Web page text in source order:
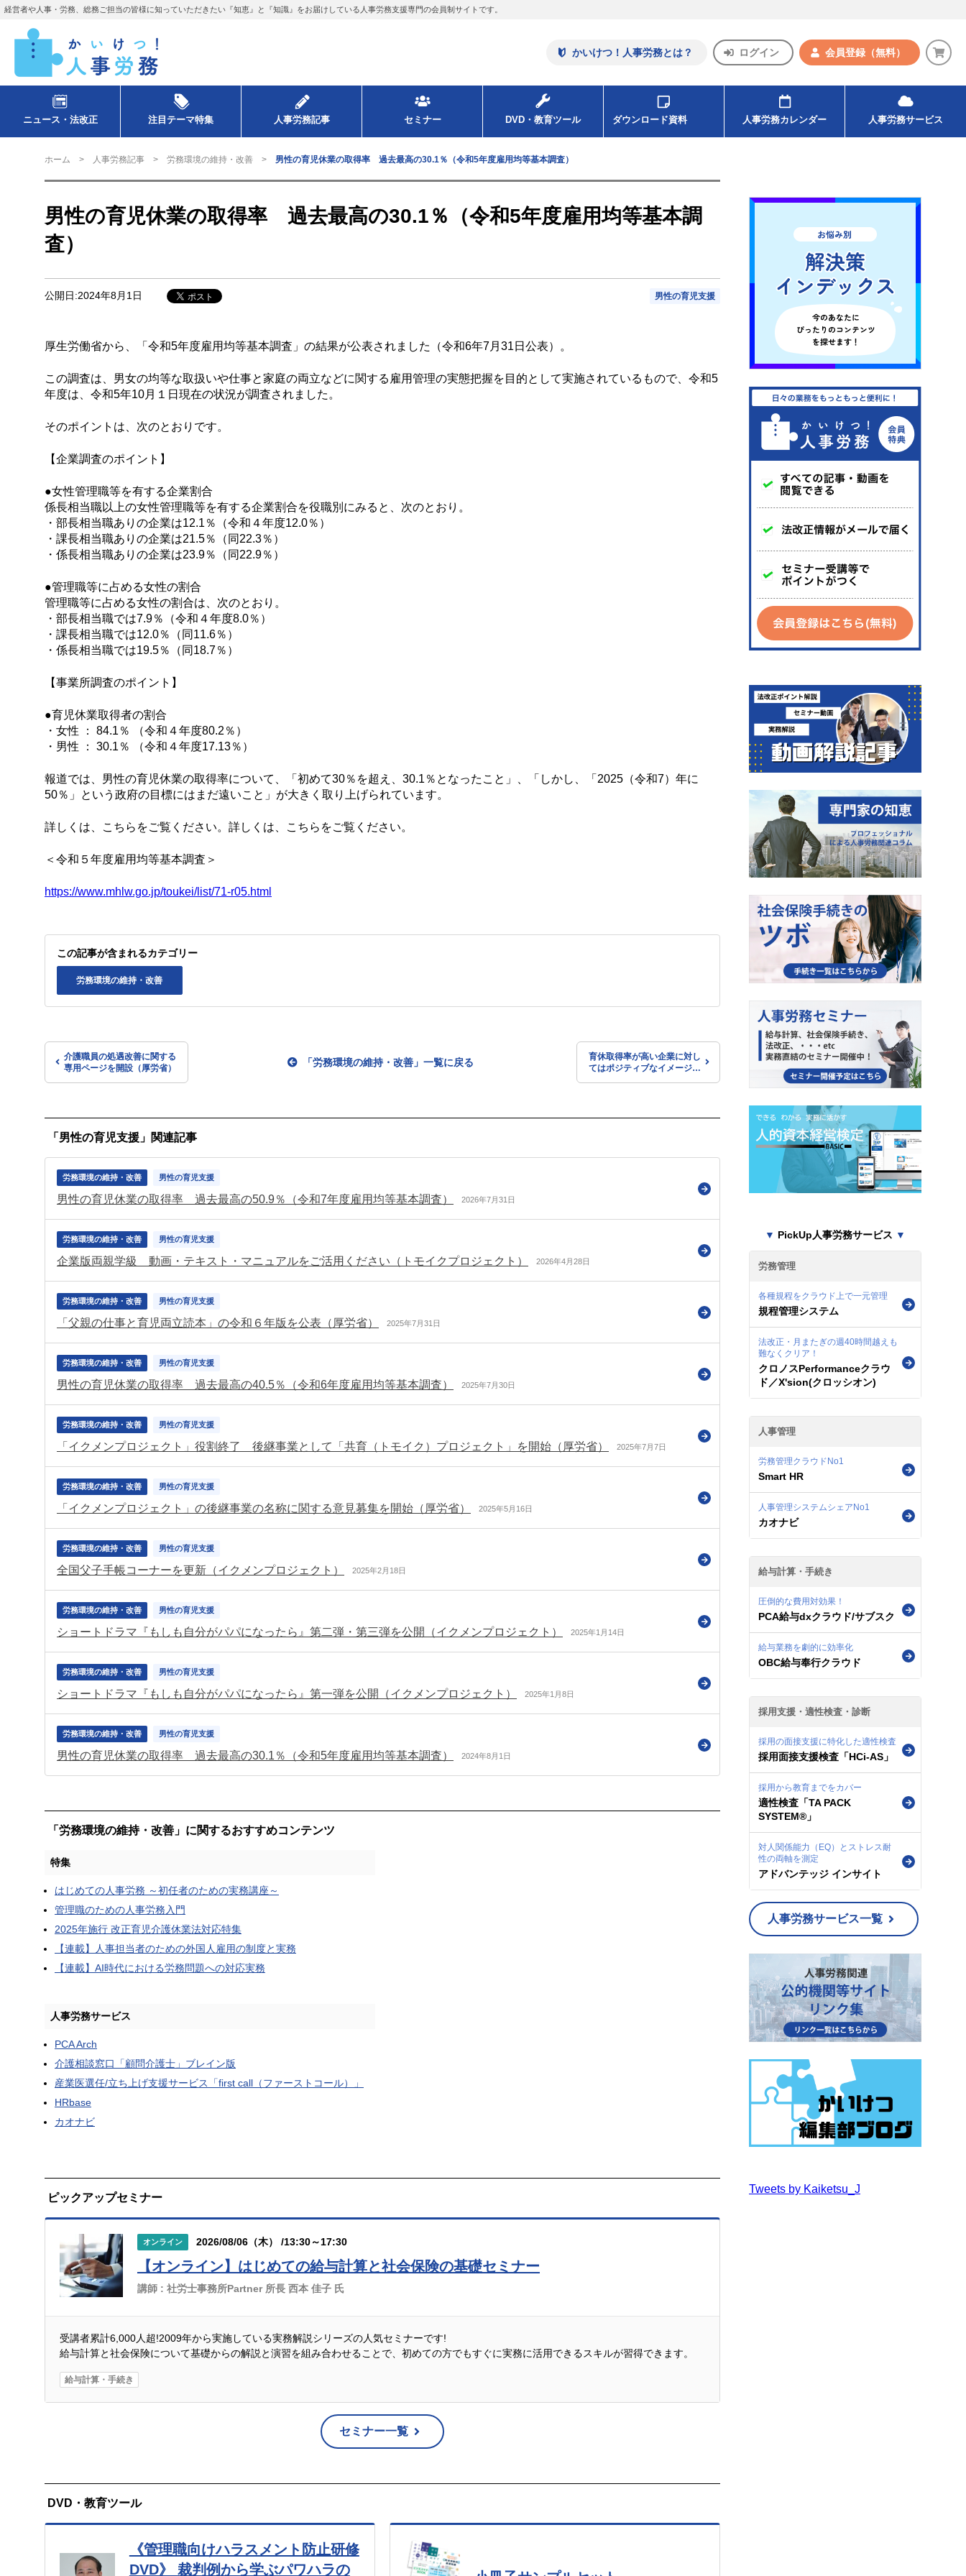
経営者や人事・労務、総務ご担当の皆様に知っていただきたい『知恵』と『知識』をお届けしている人事労務支援専門の会員制サイトです。
かいけつ！人事労務とは？ ログイン 会員登録 （無料）
ニュース・法改正 注目テーマ特集 人事労務記事 セミナー DVD・教育ツール ダウンロード資料 人事労務カレンダー 人事労務サービス
ホーム 人事労務記事 労務環境の維持・改善 男性の育児休業の取得率 過去最高の30.1％（令和5年度雇用均等基本調査）
男性の育児休業の取得率 過去最高の30.1％（令和5年度雇用均等基本調
査）
公開日:2024年8月1日 男性の育児支援
厚生労働省から、「令和5年度雇用均等基本調査」の結果が公表されました（令和6年7月31日公表）。
この調査は、男女の均等な取扱いや仕事と家庭の両立などに関する雇用管理の実態把握を目的として実施されているもので、令和5
年度は、令和5年10月１日現在の状況が調査されました。
そのポイントは、次のとおりです。
【企業調査のポイント】
●女性管理職等を有する企業割合
係長相当職以上の女性管理職等を有する企業割合を役職別にみると、次のとおり。
・部長相当職ありの企業は12.1％（令和４年度12.0％）
・課長相当職ありの企業は21.5％（同22.3％）
・係長相当職ありの企業は23.9％（同22.9％）
●管理職等に占める女性の割合
管理職等に占める女性の割合は、次のとおり。
・部長相当職では7.9％（令和４年度8.0％）
・課長相当職では12.0％（同11.6％）
・係長相当職では19.5％（同18.7％）
【事業所調査のポイント】
●育児休業取得者の割合
・女性 ： 84.1％ （令和４年度80.2％）
・男性 ： 30.1％ （令和４年度17.13％）
報道では、男性の育児休業の取得率について、「初めて30％を超え、30.1％となったこと」、「しかし、「2025（令和7）年に
50％」という政府の目標にはまだ遠いこと」が大きく取り上げられています。
詳しくは、こちらをご覧ください。詳しくは、こちらをご覧ください。
＜令和５年度雇用均等基本調査＞
https://www.mhlw.go.jp/toukei/list/71-r05.html
この記事が含まれるカテゴリー
労務環境の維持・改善
介護職員の処遇改善に関する
専用ページを開設（厚労省）
「労務環境の維持・改善」一覧に戻る
育休取得率が高い企業に対し
てはポジティブなイメージを
「男性の育児支援」関連記事
労務環境の維持・改善 男性の育児支援
男性の育児休業の取得率 過去最高の50.9％（令和7年度雇用均等基本調査） 2026年7月31日
労務環境の維持・改善 男性の育児支援
企業版両親学級 動画・テキスト・マニュアルをご活用ください（トモイクプロジェクト） 2026年4月28日
労務環境の維持・改善 男性の育児支援
「父親の仕事と育児両立読本」の令和６年版を公表（厚労省） 2025年7月31日
労務環境の維持・改善 男性の育児支援
男性の育児休業の取得率 過去最高の40.5％（令和6年度雇用均等基本調査） 2025年7月30日
労務環境の維持・改善 男性の育児支援
「イクメンプロジェクト」役割終了 後継事業として「共育（トモイク）プロジェクト」を開始（厚労省） 2025年7月7日
労務環境の維持・改善 男性の育児支援
「イクメンプロジェクト」の後継事業の名称に関する意見募集を開始（厚労省） 2025年5月16日
労務環境の維持・改善 男性の育児支援
全国父子手帳コーナーを更新（イクメンプロジェクト） 2025年2月18日
労務環境の維持・改善 男性の育児支援
ショートドラマ『もしも自分がパパになったら』第二弾・第三弾を公開（イクメンプロジェクト） 2025年1月14日
労務環境の維持・改善 男性の育児支援
ショートドラマ『もしも自分がパパになったら』第一弾を公開（イクメンプロジェクト） 2025年1月8日
労務環境の維持・改善 男性の育児支援
男性の育児休業の取得率 過去最高の30.1％（令和5年度雇用均等基本調査） 2024年8月1日
「労務環境の維持・改善」に関するおすすめコンテンツ
特集
はじめての人事労務 ～初任者のための実務講座～
管理職のための人事労務入門
2025年施行 改正育児介護休業法対応特集
【連載】人事担当者のための外国人雇用の制度と実務
【連載】AI時代における労務問題への対応実務
人事労務サービス
PCA Arch
介護相談窓口「顧問介護士」ブレイン版
産業医選任/立ち上げ支援サービス「first call（ファーストコール）」
HRbase
カオナビ
ピックアップセミナー
オンライン 2026/08/06（木） /13:30～17:30
【オンライン】はじめての給与計算と社会保険の基礎セミナー
講師 : 社労士事務所Partner 所長 西本 佳子 氏
受講者累計6,000人超!2009年から実施している実務解説シリーズの人気セミナーです!
給与計算と社会保険について基礎からの解説と演習を組み合わせることで、初めての方でもすぐに実務に活用できるスキルが習得できます。
給与計算・手続き
セミナー一覧
DVD・教育ツール
《管理職向けハラスメント防止研修
DVD》 裁判例から学ぶパワハラの
▼ PickUp人事労務サービス ▼
労務管理
各種規程をクラウド上で一元管理
規程管理システム
法改正・月またぎの週40時間越えも
難なくクリア！
クロノスPerformanceクラウ
ド／X'sion(クロッシオン)
人事管理
労務管理クラウドNo1
Smart HR
人事管理システムシェアNo1
カオナビ
給与計算・手続き
圧倒的な費用対効果！
PCA給与dxクラウド/サブスク
給与業務を劇的に効率化
OBC給与奉行クラウド
採用支援・適性検査・診断
採用の面接支援に特化した適性検査
採用面接支援検査「HCi-AS」
採用から教育までをカバー
適性検査「TA PACK
SYSTEM®」
対人関係能力（EQ）とストレス耐
性の両軸を測定
アドバンテッジ インサイト
人事労務サービス一覧
Tweets by Kaiketsu_J